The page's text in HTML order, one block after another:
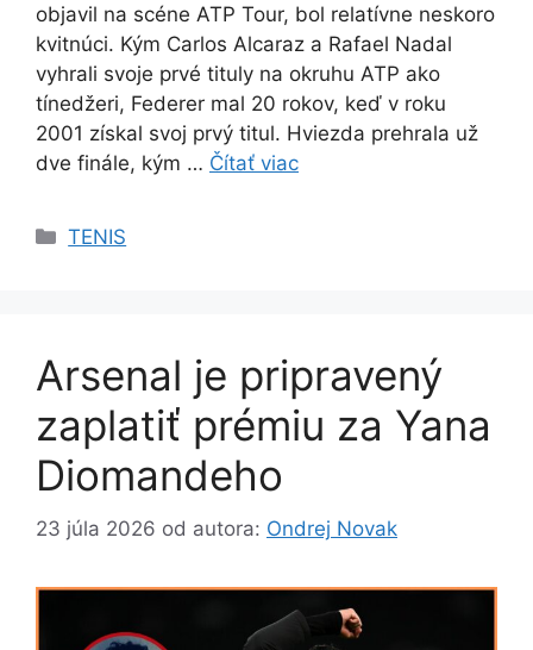
objavil na scéne ATP Tour, bol relatívne neskoro
kvitnúci. Kým Carlos Alcaraz a Rafael Nadal
vyhrali svoje prvé tituly na okruhu ATP ako
tínedžeri, Federer mal 20 rokov, keď v roku
2001 získal svoj prvý titul. Hviezda prehrala už
dve finále, kým … Čítať viac
Kategórie
TENIS
Arsenal je pripravený
zaplatiť prémiu za Yana
Diomandeho
23 júla 2026 od autora: Ondrej Novak